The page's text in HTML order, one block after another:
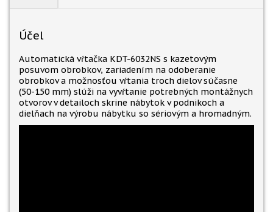
Účel
Automatická vŕtačka KDT-6032NS s kazetovým
posuvom obrobkov, zariadením na odoberanie
obrobkov a možnosťou vŕtania troch dielov súčasne
(50-150 mm) slúži na vyvŕtanie potrebných montážnych
otvorov v detailoch skrine nábytok v podnikoch a
dielňach na výrobu nábytku so sériovým a hromadným.